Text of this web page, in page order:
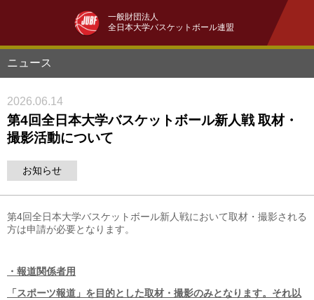
一般財団法人
全日本大学バスケットボール連盟
ニュース
2026.06.14
第4回全日本大学バスケットボール新人戦 取材・
撮影活動について
お知らせ
第4回全日本大学バスケットボール新人戦において取材・撮影される
方は申請が必要となります。
・報道関係者用
「スポーツ報道」を目的とした取材・撮影のみとなります。それ以